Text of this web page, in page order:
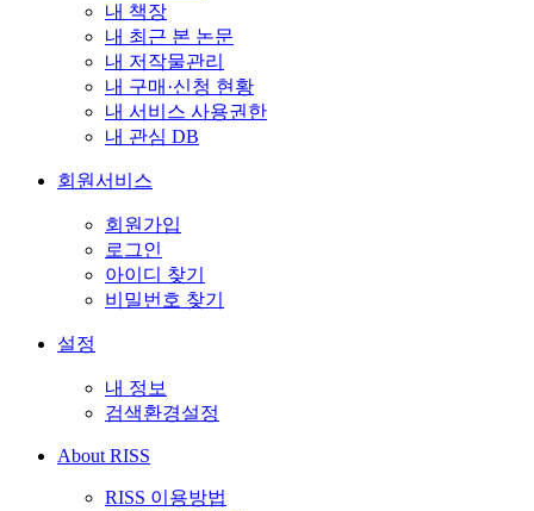
내 책장
내 최근 본 논문
내 저작물관리
내 구매·신청 현황
내 서비스 사용권한
내 관심 DB
회원서비스
회원가입
로그인
아이디 찾기
비밀번호 찾기
설정
내 정보
검색환경설정
About RISS
RISS 이용방법